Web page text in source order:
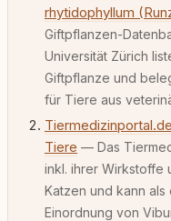
rhytidophyllum
Giftpflanzen-
Universität Zürich
Giftpflanze und
für Tiere aus
Tiere — Das
inkl. ihrer Wirkstoffe
Katzen und kann
Einordnung von